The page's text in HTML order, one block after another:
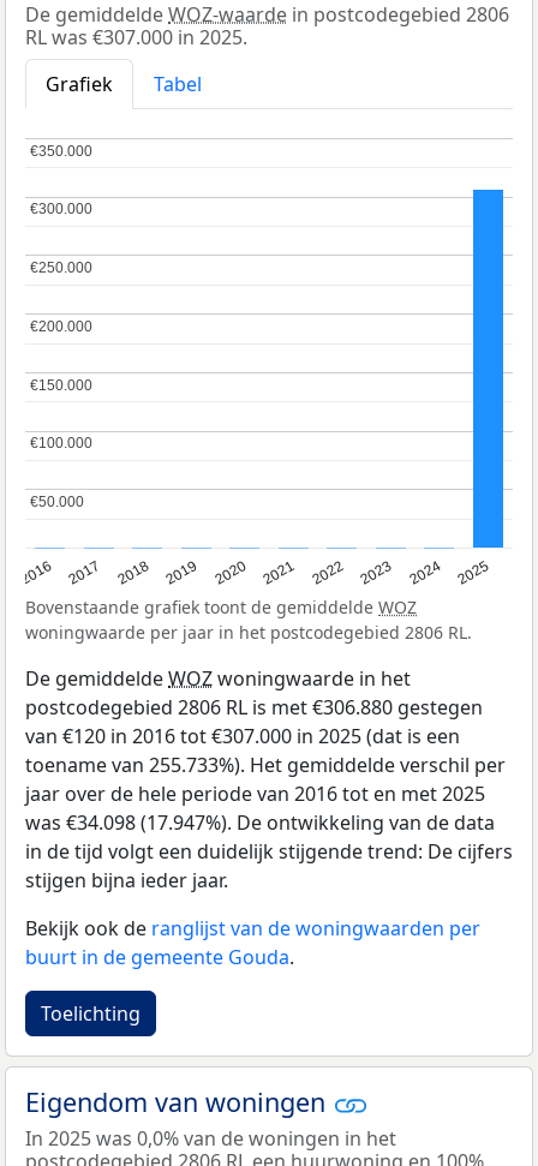
De gemiddeldeWOZ-waarde in postcodegebied 2806
RL was €307.000 in 2025.
Grafiek
Tabel
2016 2017 2018 2019 2020 2021 2022 2023 2024 2025
€50.000
€50.000
€100.000
€100.000
€150.000
€150.000
€200.000
€200.000
€250.000
€250.000
€300.000
€300.000
€350.000
€350.000
Bovenstaande grafiek toont de gemiddelde WOZ
woningwaarde per jaar in het postcodegebied 2806 RL.
De gemiddeldeWOZwoningwaarde in het
postcodegebied 2806 RL is met €306.880 gestegen
van €120 in 2016 tot €307.000 in 2025 (dat is een
toename van 255.733%). Het gemiddelde verschil per
jaar over de hele periode van 2016 tot en met 2025
was €34.098 (17.947%). De ontwikkeling van de data
in de tijd volgt een duidelijk stijgende trend: De cijfers
stijgen bijna ieder jaar.
Bekijk ook de ranglijst van de woningwaarden per
buurt in de gemeente Gouda.
Toelichting
Eigendom van woningen
In 2025 was 0,0% van de woningen in het